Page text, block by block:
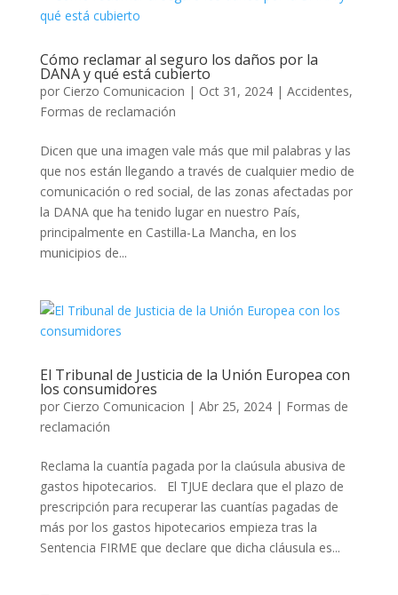
Cómo reclamar al seguro los daños por la
DANA y qué está cubierto
por Cierzo Comunicacion | Oct 31, 2024| Accidentes,
Formas de reclamación
Dicen que una imagen vale más que mil palabras y las
que nos están llegando a través de cualquier medio de
comunicación o red social, de las zonas afectadas por
la DANA que ha tenido lugar en nuestro País,
principalmente en Castilla-La Mancha, en los
municipios de...
El Tribunal de Justicia de la Unión Europea con
los consumidores
por Cierzo Comunicacion | Abr 25, 2024| Formas de
reclamación
Reclama la cuantía pagada por la claúsula abusiva de
gastos hipotecarios. El TJUE declara que el plazo de
prescripción para recuperar las cuantías pagadas de
más por los gastos hipotecarios empieza tras la
Sentencia FIRME que declare que dicha cláusula es...